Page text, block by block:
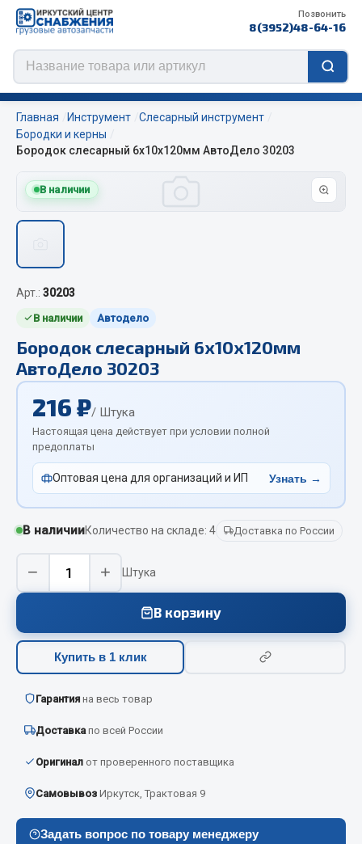
Позвонить
8(3952)48-64-16
Цепи противоскольжения
ЦЕПИ РОССИЯ
Изготовление цепей на колеса BOHU
Весь раздел
Отопители салона, подогреватели
Автономные воздушные отопители
Жидкостные подогреватели
Отопители салона
Подогреватели тосола
Весь раздел
Аксессуары автомобильные
Аптечки и знаки автомобильные
Брызговики
Вымпела
Показать ещё
Весь раздел
Главная Инструмент
Слесарный инструмент
Бородки и керны
Бородок слесарный 6х10х120мм АвтоДело 30203
В наличии
Арт.: 30203
В наличии Автодело
Бородок слесарный 6х10х120мм
АвтоДело 30203
216 ₽/ Штука
Настоящая цена действует при условии полной
предоплаты
Оптовая цена для организаций и ИП Узнать →
В наличииКоличество на складе: 4 Доставка по России
− + Штука
В корзину
Купить в 1 клик
Гарантия на весь товар
Доставка по всей России
Оригинал от проверенного поставщика
Самовывоз Иркутск, Трактовая 9
Задать вопрос по товару менеджеру